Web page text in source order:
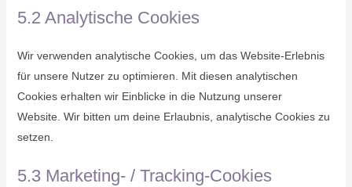
5.2 Analytische Cookies
Wir verwenden analytische Cookies, um das Website-Erlebnis
für unsere Nutzer zu optimieren. Mit diesen analytischen
Cookies erhalten wir Einblicke in die Nutzung unserer
Website. Wir bitten um deine Erlaubnis, analytische Cookies zu
setzen.
5.3 Marketing- / Tracking-Cookies